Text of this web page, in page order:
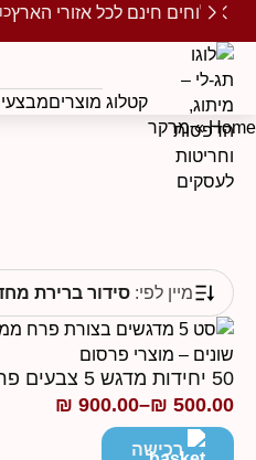
משלוחים חינם לכל אזורי הארץ
קטלוג מוצרים
Home
»מרקר
מיין לפי: סידור ברירת
50 יחידות מדגש 5 צבעים פרח ממותג
₪ 500.00
–
₪ 900.00
טווח
מחירים:רכישה